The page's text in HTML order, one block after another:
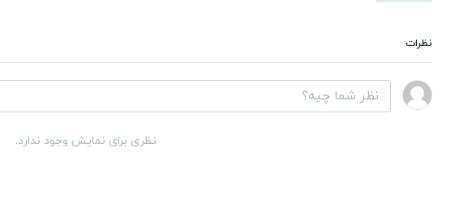
نظرات
نظری برای نمایش وجود ندارد.